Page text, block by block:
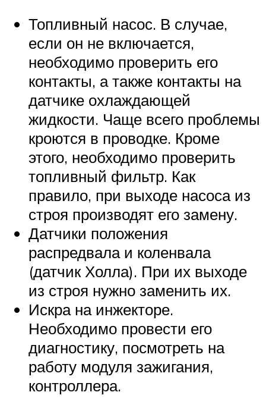
Топливный насос. В случае,
если он не включается,
необходимо проверить его
контакты, а также контакты на
датчике охлаждающей
жидкости. Чаще всего проблемы
кроются в проводке. Кроме
этого, необходимо проверить
топливный фильтр. Как
правило, при выходе насоса из
строя производят его замену.
Датчики положения
распредвала и коленвала
(датчик Холла). При их выходе
из строя нужно заменить их.
Искра на инжекторе.
Необходимо провести его
диагностику, посмотреть на
работу модуля зажигания,
контроллера.